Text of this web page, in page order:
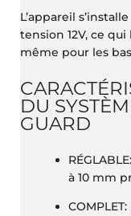
L’appareil
tension 12V, ce
même pour les
DU
GUARD
à 10 mm